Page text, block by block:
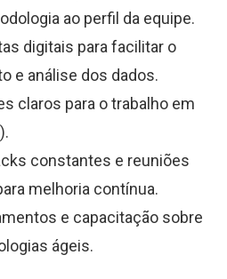
ao perfil da equipe.
digitais para facilitar o
e análise dos dados.
claros para o trabalho em
constantes e reuniões
melhoria contínua.
e capacitação sobre
ágeis.